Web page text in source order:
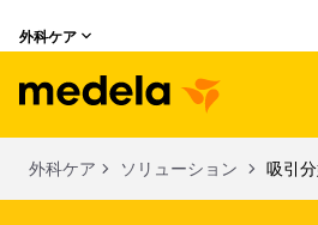
外科ケア
外科ケア ソリューション 吸引